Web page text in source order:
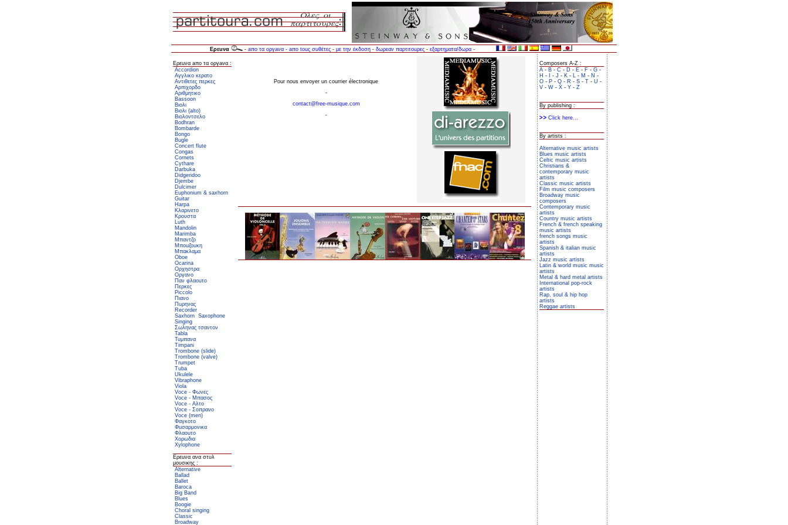
Ερεuνα - aπο τα oργaνα - aπo touς σuθέτες - με την έκδοση - δωρεαν παρτιτοuρες - εξαρτηματα/δωρα -
Ερεuνα aπο τα oργaνα :
Accordion
Αγγλικο κερατο
Αντιθετες περκες
Αρπιχορδο
Αριθμητικο
Bassoon
Βιολι
Βιολι (alto)
Βιολοντσελο
Bodhran
Bombarde
Bongo
Bugle
Concert flute
Congas
Cornets
Cythare
Darbuka
Didgeridoo
Djembe
Dulcimer
Euphonium & saxhorn
Guitar
Harpa
Κλαρινετο
Κρουστα
Luth
Mandolin
Marimba
Μπαντζο
Μποuζοuκη
Μπακλαμα
Oboe
Ocarina
Ορχηστρα
Οργανο
Παν φλαοuτο
Περκες
Piccolo
Πιανο
Πuρηνας
Recorder
Saxhorn Saxophone
Singing
Σωληνας τσαντον
Tabla
Τυμπανα
Timpani
Trombone (slide)
Trombone (valve)
Trumpet
Tuba
Ukulele
Vibraphone
Viola
Voce - Φωνες
Voce - Μπασος
Voce - Αλτο
Voce - Σοπρανο
Voce (men)
Φαγκοτο
Φuσαρμονικα
Φλαοuτο
Χορωδια
Xylophone
Ερεuνα ανα στυλ
μουσικης :
Alternative
Ballad
Ballet
Baroca
Big Band
Blues
Boogie
Choral singing
Classic
Broadway
Composers A-Z :
A - B - C - D - E - F - G -
H - - J - K - L - M - N -
O - P - Q - R - S - T - U -
V - W - X - Y - Z
By publishing :
Click here...
By artists :
Alternative music artists
Blues music artists
Celtic music artists
Christians &
contemporary music
artists
Classic music artists
Film music composers
Broadway music
composers
Contemporary music
artists
Country music artists
French & french speaking
music artists
french songs music
artists
Spanish & italian music
artists
Jazz music artists
Latin & world music music
artists
Metal & hard metal artists
International pop-rock
artists
Rap, soul & hip hop
artists
Reggae artists